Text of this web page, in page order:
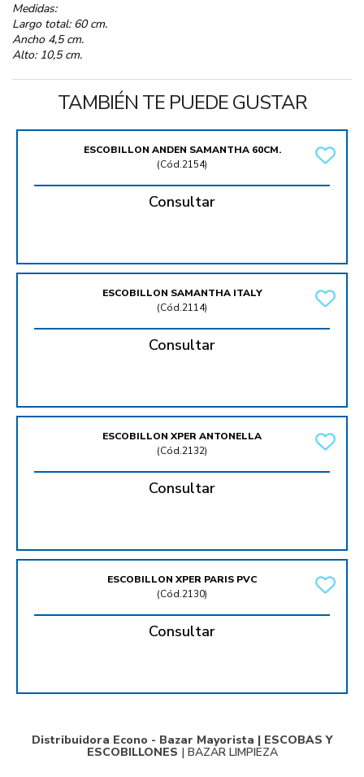
Medidas:
Largo total: 60 cm.
Ancho 4,5 cm.
Alto: 10,5 cm.
TAMBIÉN TE PUEDE GUSTAR
ESCOBILLON ANDEN SAMANTHA 60CM.
(Cód.2154)
Consultar
ESCOBILLON SAMANTHA ITALY
(Cód.2114)
Consultar
ESCOBILLON XPER ANTONELLA
(Cód.2132)
Consultar
ESCOBILLON XPER PARIS PVC
(Cód.2130)
Consultar
Distribuidora Econo - Bazar Mayorista | ESCOBAS Y
ESCOBILLONES | BAZAR LIMPIEZA